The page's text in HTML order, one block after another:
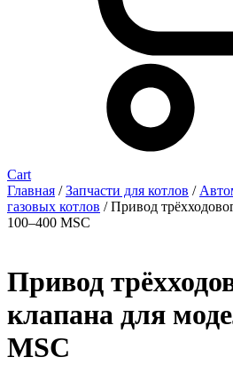
Cart
Главная /Запчасти для котлов /
газовых котлов / Привод
100–400 MSC
Привод
клапана для
MSC